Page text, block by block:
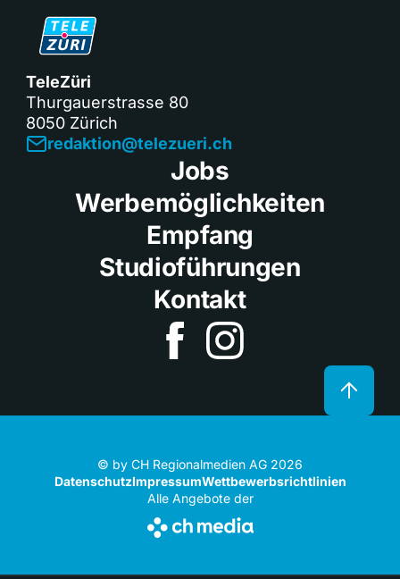
TeleZüri
Thurgauerstrasse 80
8050 Zürich
redaktion@telezueri.ch
Jobs
Werbemöglichkeiten
Empfang
Studioführungen
Kontakt
© by CH Regionalmedien AG 2026
DatenschutzImpressumWettbewerbsrichtlinien
Alle Angebote der